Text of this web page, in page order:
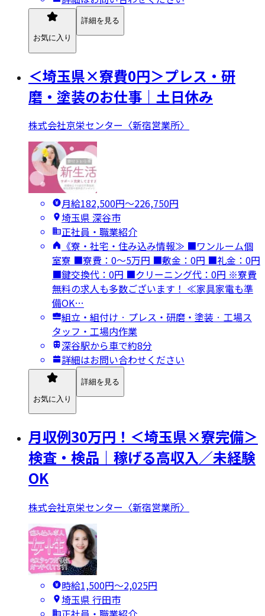
お気に入り
詳細を見る
＜埼玉県×寮費0円＞プレス・研
磨・塗装のお仕事｜土日休み
株式会社京栄センター〈新宿営業所〉
月給182,500円〜226,750円
埼玉県 深谷市
正社員・職業紹介
《寮・社宅・住み込み情報≫ ■ワンルーム個
室寮 ■寮費：0～5万円 ■敷金：0円 ■礼金：0円
■鍵交換代：0円 ■クリーニング代：0円 ※寮費
無料の求人も多数ございます！ ≪家具家電も準
備OK…
組立・組付け · プレス・研磨・塗装 · 工場ス
タッフ・工場内作業
深谷駅から車で約8分
詳細はお問い合わせください
お気に入り
詳細を見る
月収例30万円！＜埼玉県×寮完備＞
検査・検品｜稼げる高収入／未経験
OK
株式会社京栄センター〈新宿営業所〉
時給1,500円〜2,025円
埼玉県 行田市